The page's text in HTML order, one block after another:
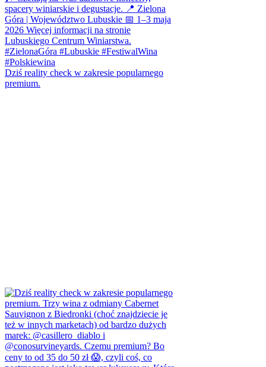
Dziś reality check w zakresie popularnego
premium.